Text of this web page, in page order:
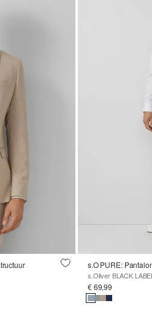
s.O PURE:
s.Oliver BLACK LABEL
€ 69,99